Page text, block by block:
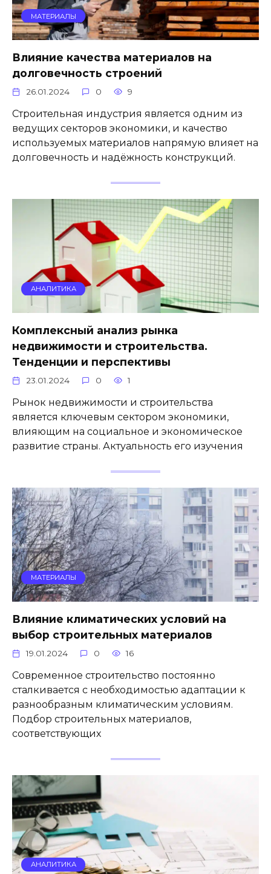
МАТЕРИАЛЫ
Влияние качества материалов на
долговечность строений
26.01.2024 0 9
Строительная индустрия является одним из
ведущих секторов экономики, и качество
используемых материалов напрямую влияет на
долговечность и надёжность конструкций.
АНАЛИТИКА
Комплексный анализ рынка
недвижимости и строительства.
Тенденции и перспективы
23.01.2024 0 1
Рынок недвижимости и строительства
является ключевым сектором экономики,
влияющим на социальное и экономическое
развитие страны. Актуальность его изучения
МАТЕРИАЛЫ
Влияние климатических условий на
выбор строительных материалов
19.01.2024 0 16
Современное строительство постоянно
сталкивается с необходимостью адаптации к
разнообразным климатическим условиям.
Подбор строительных материалов,
соответствующих
АНАЛИТИКА